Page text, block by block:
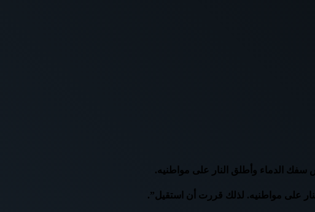
سفك الدماء وأطلق النار على مواطنيه.
على مواطنيه. لذلك قررت أن استقيل”.